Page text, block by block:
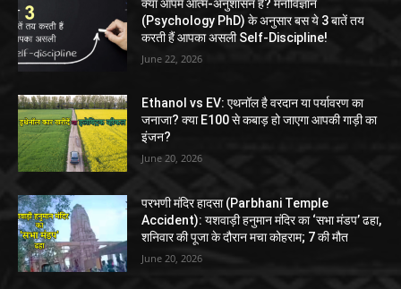
क्या आपमें आत्म-अनुशासन है? मनोविज्ञान
(Psychology PhD) के अनुसार बस ये 3 बातें तय
करती हैं आपका असली Self-Discipline!
June 22, 2026
Ethanol vs EV: एथनॉल है वरदान या पर्यावरण का
जनाजा? क्या E100 से कबाड़ हो जाएगा आपकी गाड़ी का
इंजन?
June 20, 2026
परभणी मंदिर हादसा (Parbhani Temple
Accident): यशवाड़ी हनुमान मंदिर का ‘सभा मंडप’ ढहा,
शनिवार की पूजा के दौरान मचा कोहराम; 7 की मौत
June 20, 2026